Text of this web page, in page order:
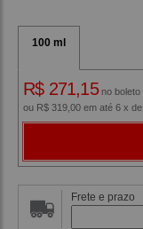
100 ml
R$ 271,15no boleto
ou R$ 319,00 em até 6 x de
Frete e prazo